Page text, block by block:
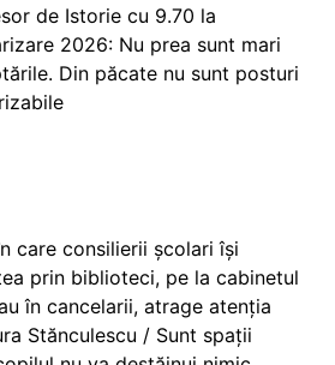
de Istorie cu 9.70 la
2026: Nu prea sunt mari
Din păcate nu sunt posturi
care consilierii școlari își
prin biblioteci, pe la cabinetul
în cancelarii, atrage atenția
Stănculescu / Sunt spații